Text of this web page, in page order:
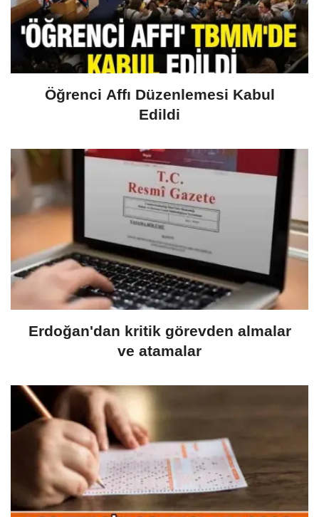
Öğrenci Affı Düzenlemesi Kabul
Edildi
Erdoğan'dan kritik görevden almalar
ve atamalar